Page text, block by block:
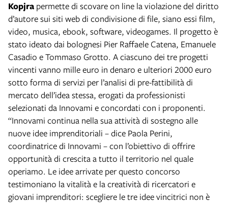
Kopjra permette di scovare on line la violazione del diritto
d’autore sui siti web di condivisione di file, siano essi film,
video, musica, ebook, software, videogames. Il progetto è
stato ideato dai bolognesi Pier Raffaele Catena, Emanuele
Casadio e Tommaso Grotto. A ciascuno dei tre progetti
vincenti vanno mille euro in denaro e ulteriori 2000 euro
sotto forma di servizi per l’analisi di pre-fattibilità di
mercato dell’idea stessa, erogati da professionisti
selezionati da Innovami e concordati con i proponenti.
“Innovami continua nella sua attività di sostegno alle
nuove idee imprenditoriali – dice Paola Perini,
coordinatrice di Innovami – con l’obiettivo di offrire
opportunità di crescita a tutto il territorio nel quale
operiamo. Le idee arrivate per questo concorso
testimoniano la vitalità e la creatività di ricercatori e
giovani imprenditori: scegliere le tre idee vincitrici non è